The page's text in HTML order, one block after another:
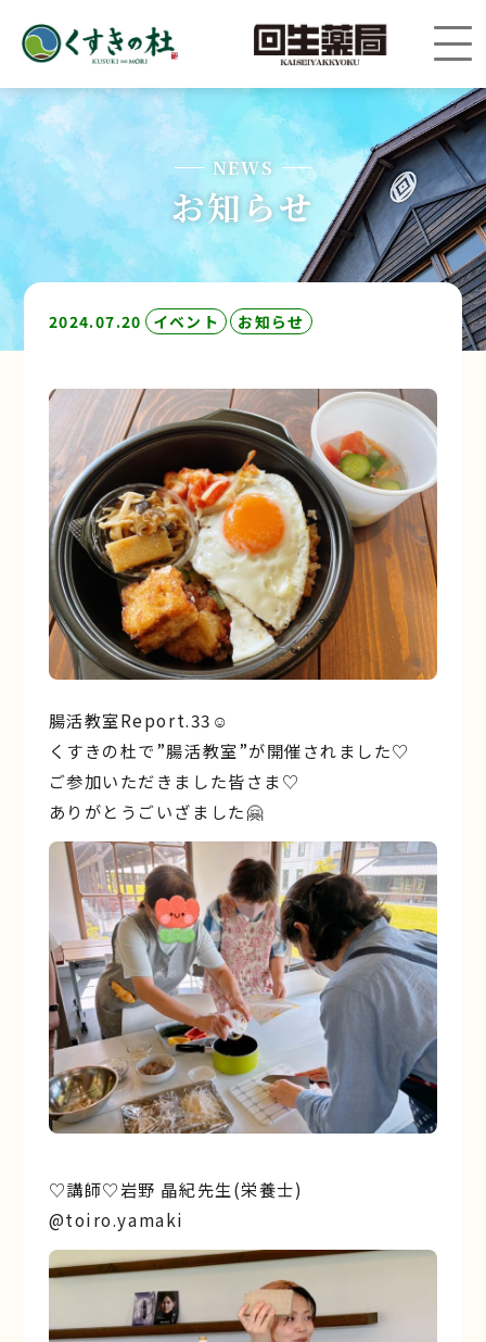
NEWS
お知らせ
2024.07.20 イベント お知らせ
腸活教室Report.33☺︎
くすきの杜で”腸活教室”が開催されました♡
ご参加いただきました皆さま♡
ありがとうごいざました🤗
♡講師♡岩野 晶紀先生(栄養士)
@toiro.yamaki